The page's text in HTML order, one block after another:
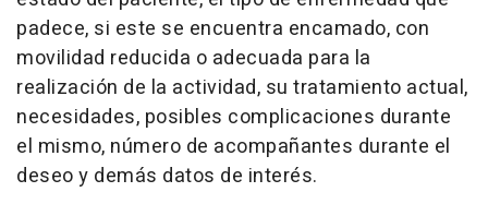
padece, si este se encuentra encamado, con
movilidad reducida o adecuada para la
realización de la actividad, su tratamiento actual,
necesidades, posibles complicaciones durante
el mismo, número de acompañantes durante el
deseo y demás datos de interés.